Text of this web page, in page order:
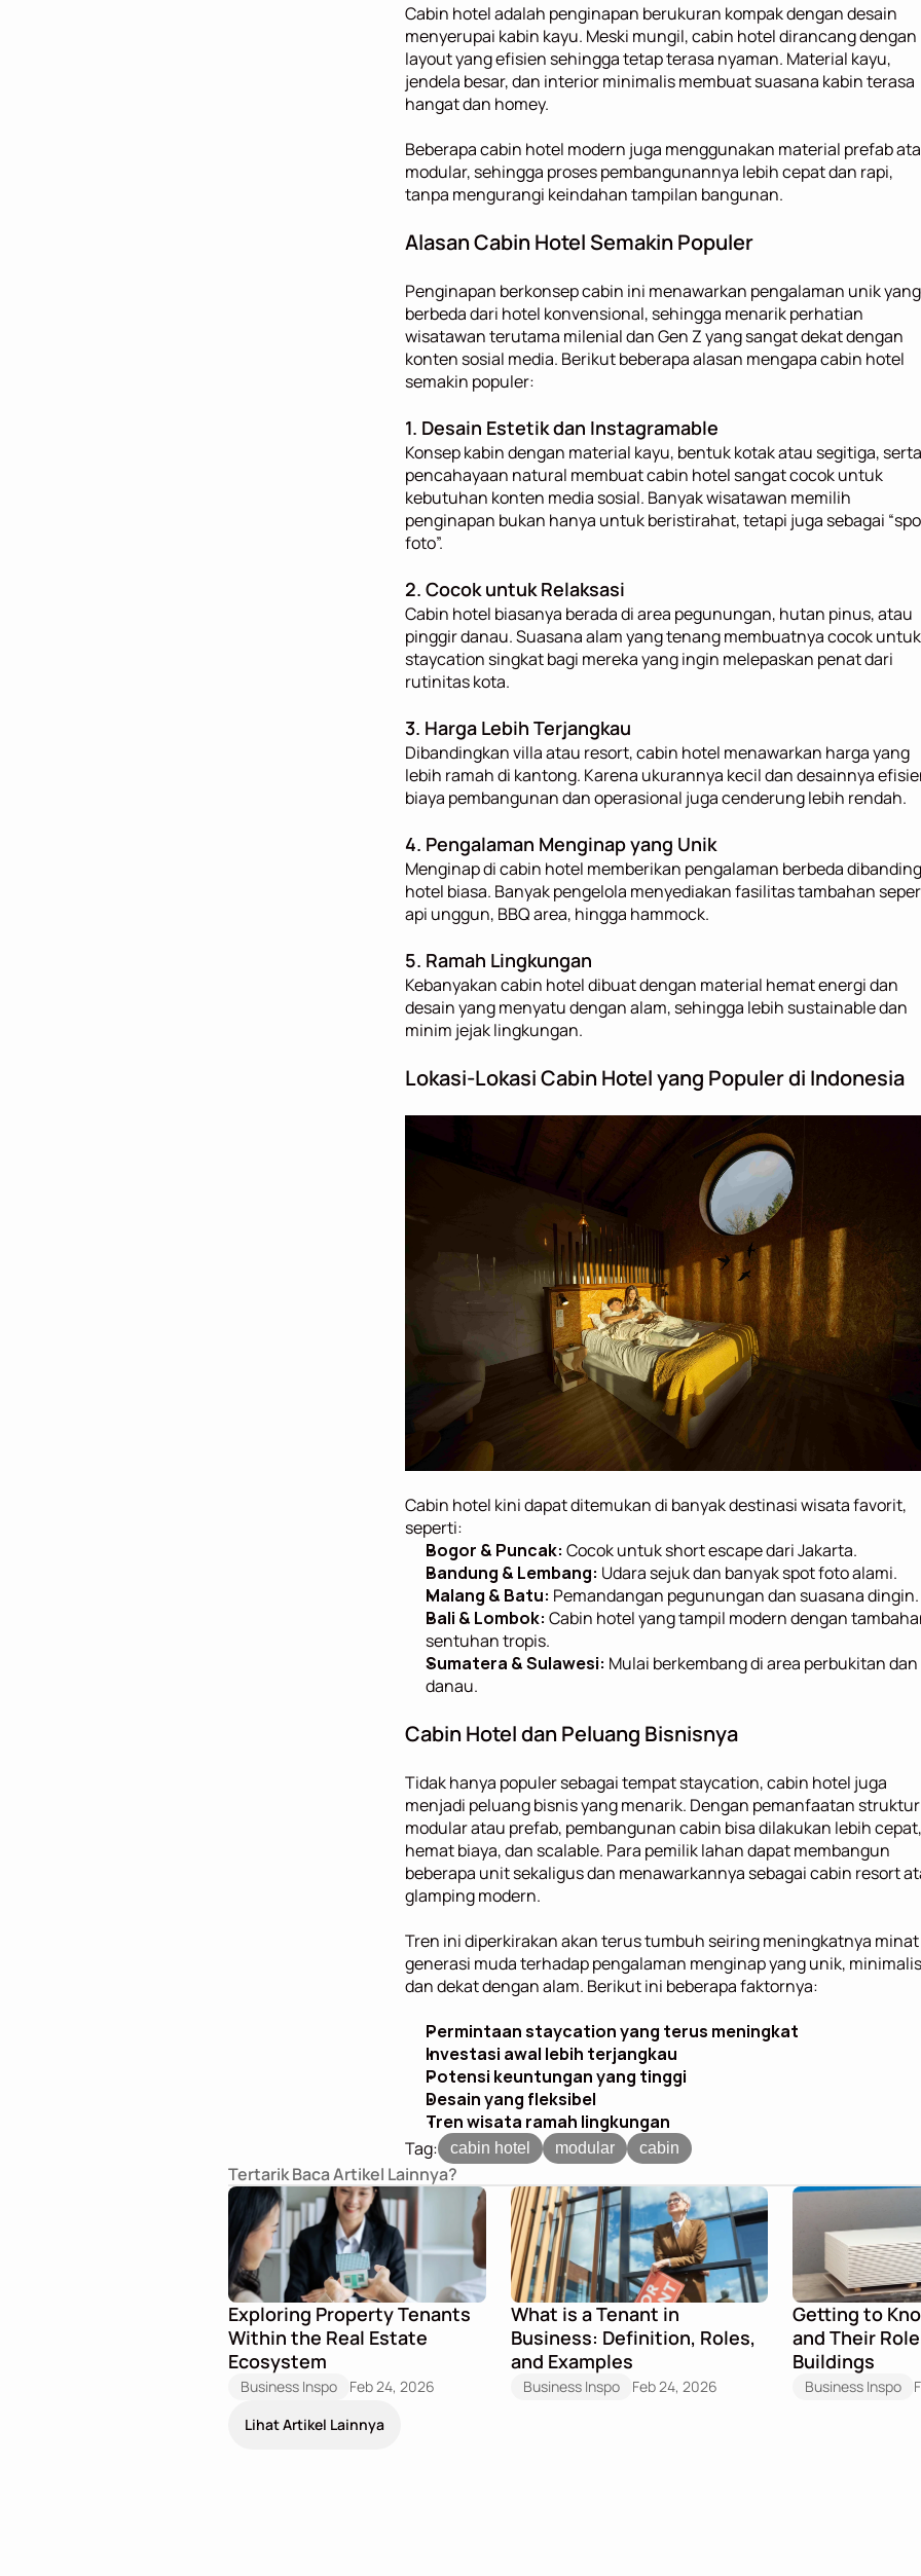
Cabin hotel adalah penginapan berukuran kompak dengan desain
menyerupai kabin kayu. Meski mungil, cabin hotel dirancang dengan
layout yang efisien sehingga tetap terasa nyaman. Material kayu,
jendela besar, dan interior minimalis membuat suasana kabin terasa
hangat dan homey.
Beberapa cabin hotel modern juga menggunakan material prefab
modular, sehingga proses pembangunannya lebih cepat dan rapi,
tanpa mengurangi keindahan tampilan bangunan.
Alasan Cabin Hotel Semakin Populer
Penginapan berkonsep cabin ini menawarkan pengalaman unik yang
berbeda dari hotel konvensional, sehingga menarik perhatian
wisatawan terutama milenial dan Gen Z yang sangat dekat dengan
konten sosial media. Berikut beberapa alasan mengapa cabin hotel
semakin populer:
1. Desain Estetik dan Instagramable
Konsep kabin dengan material kayu, bentuk kotak atau segitiga, serta
pencahayaan natural membuat cabin hotel sangat cocok untuk
kebutuhan konten media sosial. Banyak wisatawan memilih
penginapan bukan hanya untuk beristirahat, tetapi juga sebagai
foto”.
2. Cocok untuk Relaksasi
Cabin hotel biasanya berada di area pegunungan, hutan pinus, atau
pinggir danau. Suasana alam yang tenang membuatnya cocok untuk
staycation singkat bagi mereka yang ingin melepaskan penat dari
rutinitas kota.
3. Harga Lebih Terjangkau
Dibandingkan villa atau resort, cabin hotel menawarkan harga yang
lebih ramah di kantong. Karena ukurannya kecil dan desainnya
biaya pembangunan dan operasional juga cenderung lebih rendah.
4. Pengalaman Menginap yang Unik
Menginap di cabin hotel memberikan pengalaman berbeda dibanding
hotel biasa. Banyak pengelola menyediakan fasilitas tambahan
api unggun, BBQ area, hingga hammock.
5. Ramah Lingkungan
Kebanyakan cabin hotel dibuat dengan material hemat energi dan
desain yang menyatu dengan alam, sehingga lebih sustainable dan
minim jejak lingkungan.
Lokasi-Lokasi Cabin Hotel yang Populer di Indonesia
Cabin hotel kini dapat ditemukan di banyak destinasi wisata favorit,
seperti:
Bogor & Puncak: Cocok untuk short escape dari Jakarta.
Bandung & Lembang: Udara sejuk dan banyak spot foto alami.
Malang & Batu: Pemandangan pegunungan dan suasana dingin.
Bali & Lombok: Cabin hotel yang tampil modern dengan
sentuhan tropis.
Sumatera & Sulawesi: Mulai berkembang di area perbukitan dan
danau.
Cabin Hotel dan Peluang Bisnisnya
Tidak hanya populer sebagai tempat staycation, cabin hotel juga
menjadi peluang bisnis yang menarik. Dengan pemanfaatan struktur
modular atau prefab, pembangunan cabin bisa dilakukan lebih cepat,
hemat biaya, dan scalable. Para pemilik lahan dapat membangun
beberapa unit sekaligus dan menawarkannya sebagai cabin resort
glamping modern.
Tren ini diperkirakan akan terus tumbuh seiring meningkatnya minat
generasi muda terhadap pengalaman menginap yang unik,
dan dekat dengan alam. Berikut ini beberapa faktornya:
Permintaan staycation yang terus meningkat
Investasi awal lebih terjangkau
Potensi keuntungan yang tinggi
Desain yang fleksibel
Tren wisata ramah lingkungan
Tag:
cabin hotel modular cabin
Tertarik Baca Artikel Lainnya?
Exploring Property Tenants
Within the Real Estate
Ecosystem
Business Inspo Feb 24, 2026
What is a Tenant in
Business: Definition, Roles,
and Examples
Business Inspo Feb 24, 2026
Getting to
and Their
Buildings
Business Inspo
Lihat Artikel Lainnya